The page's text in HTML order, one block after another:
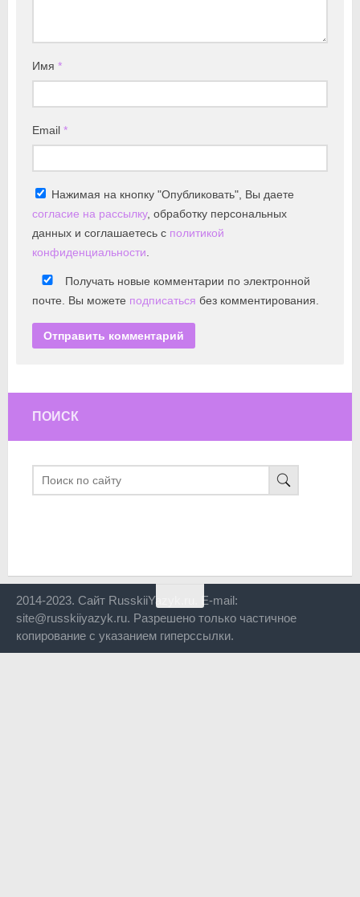
Имя *
Email *
Нажимая на кнопку "Опубликовать", Вы даете
согласие на рассылку, обработку персональных
данных и соглашаетесь с политикой
конфиденциальности.
Получать новые комментарии по электронной
почте. Вы можете подписаться без комментирования.
ПОИСК
2014-2023. Сайт RusskiiYazyk.ru. E-mail:
site@russkiiyazyk.ru. Разрешено только частичное
копирование с указанием гиперссылки.